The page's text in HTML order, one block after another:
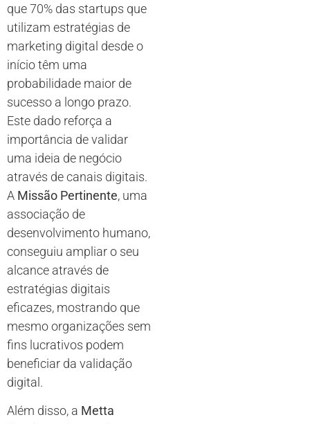
que 70% das startups que
utilizam estratégias de
marketing digital desde o
início têm uma
probabilidade maior de
sucesso a longo prazo.
Este dado reforça a
importância de validar
uma ideia de negócio
através de canais digitais.
A Missão Pertinente, uma
associação de
desenvolvimento humano,
conseguiu ampliar o seu
alcance através de
estratégias digitais
eficazes, mostrando que
mesmo organizações sem
fins lucrativos podem
beneficiar da validação
digital.
Além disso, a Metta